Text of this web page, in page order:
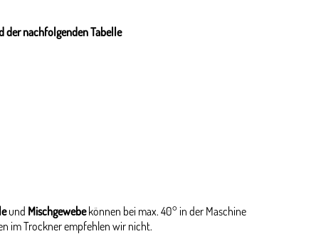
der nachfolgenden Tabelle
und Mischgewebekönnen bei max. 40° in der Maschine
im Trockner empfehlen wir nicht.